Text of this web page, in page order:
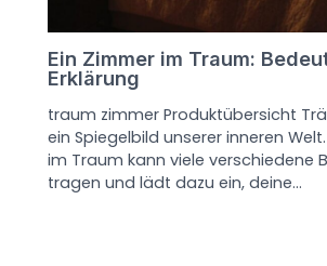
Ein Zimmer im Traum:
Erklärung
traum zimmer Produktübersicht
ein Spiegelbild unserer inneren
im Traum kann viele verschiedene
tragen und lädt dazu ein, deine…